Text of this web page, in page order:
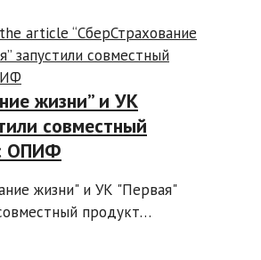
жизни” и УК
совместный
ОПИФ
жизни" и УК "Первая"
продукт…